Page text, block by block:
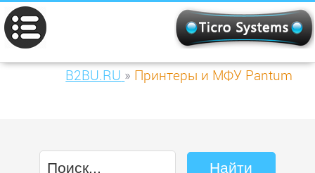
B2BU.RU » Принтеры и МФУ Pantum